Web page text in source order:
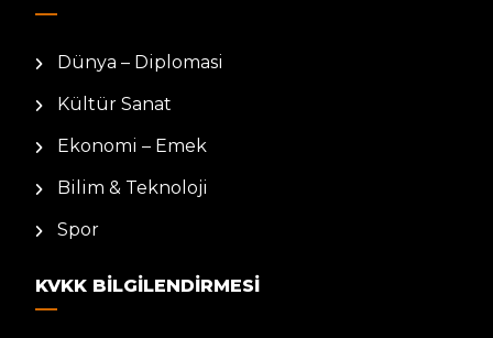
Dünya – Diplomasi
Kültür Sanat
Ekonomi – Emek
Bilim & Teknoloji
Spor
KVKK BILGILENDIRMESI